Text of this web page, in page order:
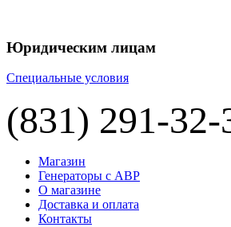
Юридическим лицам
Специальные условия
(831) 291-32-
Магазин
Генераторы с АВР
О магазине
Доставка и оплата
Контакты